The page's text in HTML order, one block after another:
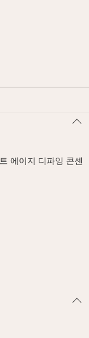
에이지 디파잉 콘센